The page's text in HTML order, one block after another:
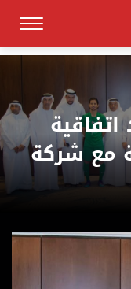
مع شركة